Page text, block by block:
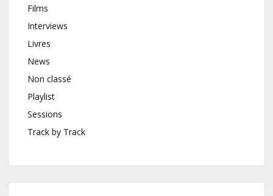
Films
Interviews
Livres
News
Non classé
Playlist
Sessions
Track by Track